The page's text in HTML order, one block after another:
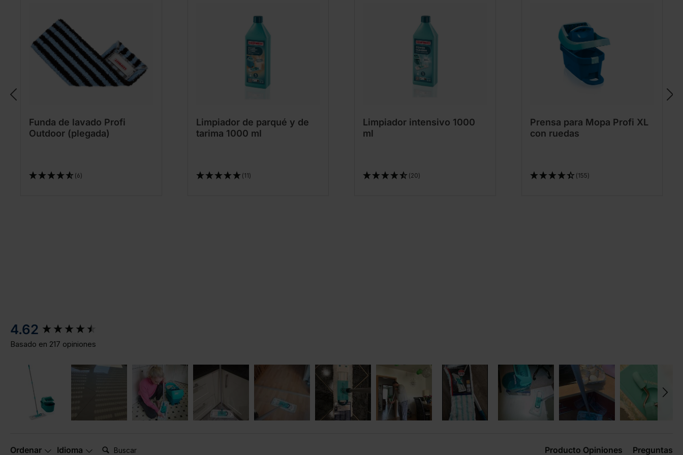
Funda de lavado Profi
Outdoor (plegada)
(6)
Limpiador de parqué y de
tarima 1000 ml
(11)
Limpiador intensivo 1000
ml
(20)
Prensa para Mopa Profi XL
con ruedas
(155)
4.62
Basado en 217 opiniones
Ordenar Idioma Buscar: Producto Opiniones Preguntas
New content loaded